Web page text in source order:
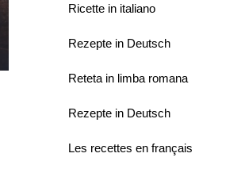
Ricette in italiano
Rezepte in Deutsch
Reteta in limba romana
Rezepte in Deutsch
Les recettes en français